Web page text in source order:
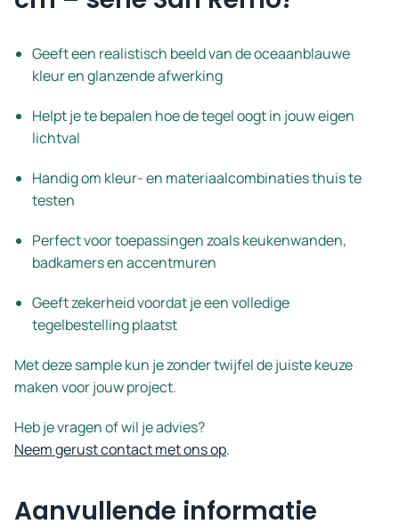
Geeft een realistisch beeld van de oceaanblauwe
kleur en glanzende afwerking
Helpt je te bepalen hoe de tegel oogt in jouw eigen
lichtval
Handig om kleur- en materiaalcombinaties thuis te
testen
Perfect voor toepassingen zoals keukenwanden,
badkamers en accentmuren
Geeft zekerheid voordat je een volledige
tegelbestelling plaatst
Met deze sample kun je zonder twijfel de juiste keuze
maken voor jouw project.
Heb je vragen of wil je advies?
Neem gerust contact met ons op.
Aanvullende informatie